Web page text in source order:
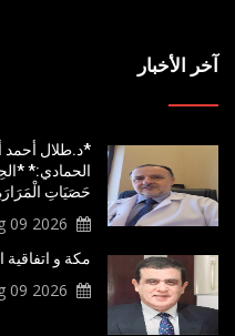
آخر الأخبار
*د.طلال أحمد
الحمادي:*
حَصَيَاتِ
2026 Aug 09
مكة و اتفاقية
2026 Aug 09